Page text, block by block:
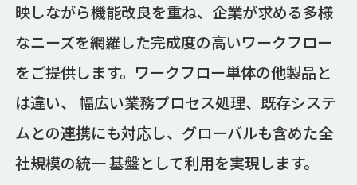
映しながら機能改良を重ね、企業が求める多様
なニーズを網羅した完成度の高いワークフロー
をご提供します。ワークフロー単体の他製品と
は違い、 幅広い業務プロセス処理、既存システ
ムとの連携にも対応し、グローバルも含めた全
社規模の統一 基盤として利用を実現します。